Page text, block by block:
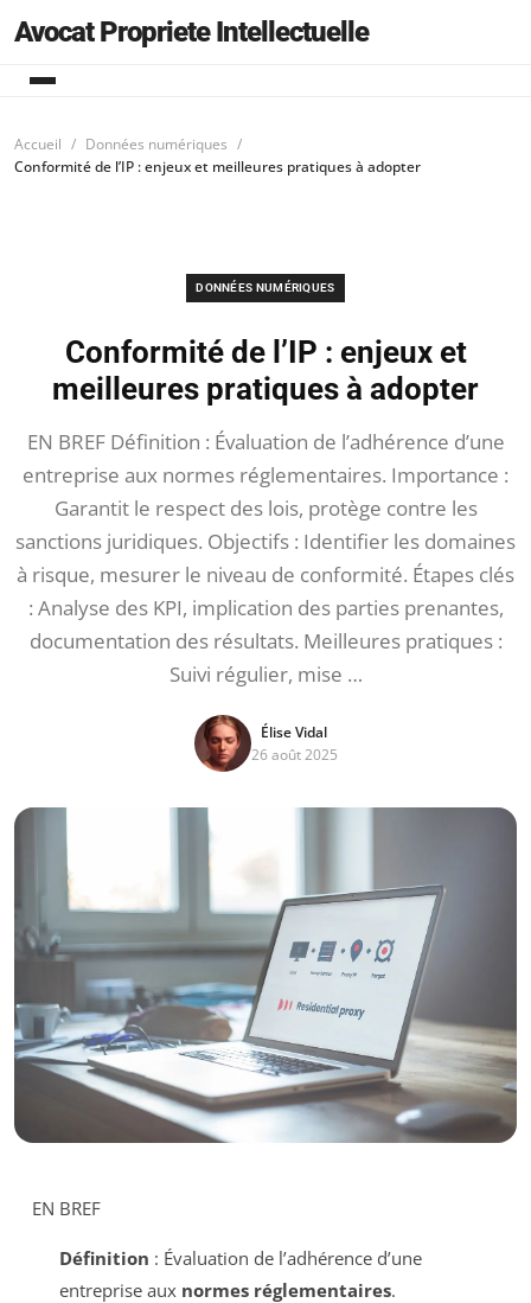
Avocat Propriete Intellectuelle
Accueil
Données numériques
Conformité de l’IP : enjeux et meilleures pratiques à adopter
DONNÉES NUMÉRIQUES
Conformité de l’IP : enjeux et
meilleures pratiques à adopter
EN BREF Définition : Évaluation de l’adhérence d’une
entreprise aux normes réglementaires. Importance :
Garantit le respect des lois, protège contre les
sanctions juridiques. Objectifs : Identifier les domaines
à risque, mesurer le niveau de conformité. Étapes clés
: Analyse des KPI, implication des parties prenantes,
documentation des résultats. Meilleures pratiques :
Suivi régulier, mise …
Élise Vidal
26 août 2025
EN BREF
Définition : Évaluation de l’adhérence d’une
entreprise aux normes réglementaires.